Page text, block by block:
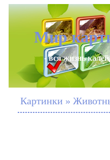
Мир
- вся жизнь
Картинки »